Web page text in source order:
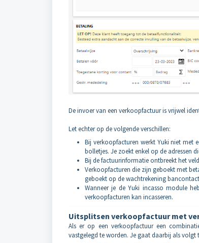
De invoer van een verkoopfactuur is vrijwel
Let echter op de volgende verschillen:
Bij verkoopfacturen werkt Yuki niet met
bolletjes. Je zoekt enkel op de adressen
Bij de factuurinformatie ontbreekt het veld
Verkoopfacturen die zijn geboekt met
geboekt op de wachtrekening
Wanneer je de Yuki incasso module
verkoopfacturen kan incasseren.
Uitsplitsen verkoopfactuur met
Als er op een verkoopfactuur een
vastgelegd te worden. Je gaat daarbij als volgt